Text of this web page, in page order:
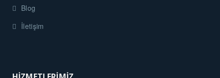
Blog
İletişim